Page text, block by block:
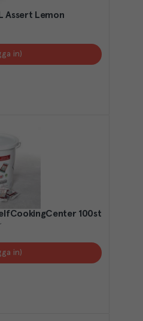
Assert Lemon
in)
100st
in)